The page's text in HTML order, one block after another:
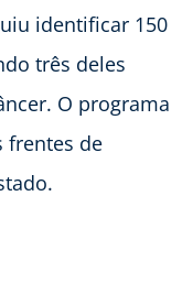
identificar 150
três deles
O programa
frentes de